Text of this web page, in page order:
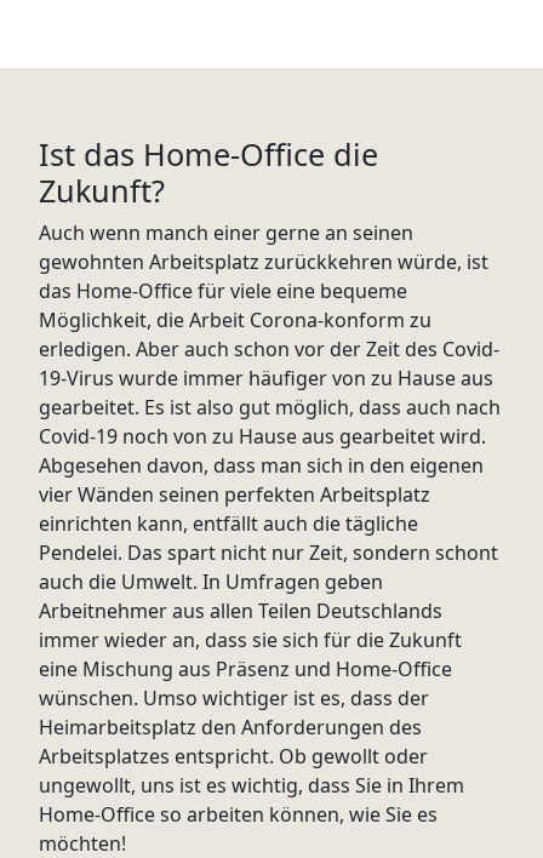
Ist das Home-Office die
Zukunft?
Auch wenn manch einer gerne an seinen
gewohnten Arbeitsplatz zurückkehren würde, ist
das Home-Office für viele eine bequeme
Möglichkeit, die Arbeit Corona-konform zu
erledigen. Aber auch schon vor der Zeit des Covid-
19-Virus wurde immer häufiger von zu Hause aus
gearbeitet. Es ist also gut möglich, dass auch nach
Covid-19 noch von zu Hause aus gearbeitet wird.
Abgesehen davon, dass man sich in den eigenen
vier Wänden seinen perfekten Arbeitsplatz
einrichten kann, entfällt auch die tägliche
Pendelei. Das spart nicht nur Zeit, sondern schont
auch die Umwelt. In Umfragen geben
Arbeitnehmer aus allen Teilen Deutschlands
immer wieder an, dass sie sich für die Zukunft
eine Mischung aus Präsenz und Home-Office
wünschen. Umso wichtiger ist es, dass der
Heimarbeitsplatz den Anforderungen des
Arbeitsplatzes entspricht. Ob gewollt oder
ungewollt, uns ist es wichtig, dass Sie in Ihrem
Home-Office so arbeiten können, wie Sie es
möchten!